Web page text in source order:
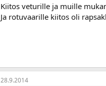
Kiitos veturille ja muille
Ja rotuvaarille kiitos oli
28.9.2014